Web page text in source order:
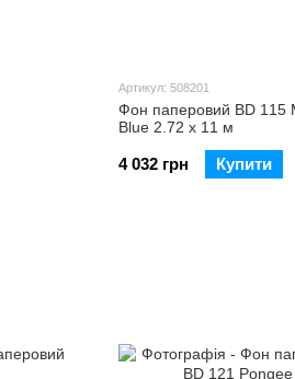
Артикул: 508201
Фон паперовий BD 115
Blue 2.72 х 11 м
4 032 грн Купити